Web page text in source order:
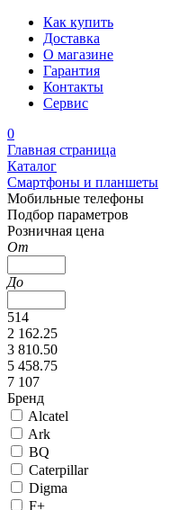
Как купить
Доставка
О магазине
Гарантия
Контакты
Сервис
0
Главная страница
Каталог
Смартфоны и планшеты
Мобильные телефоны
Подбор параметров
Розничная цена
От
До
514
2 162.25
3 810.50
5 458.75
7 107
Бренд
Alcatel
Ark
BQ
Caterpillar
Digma
F+